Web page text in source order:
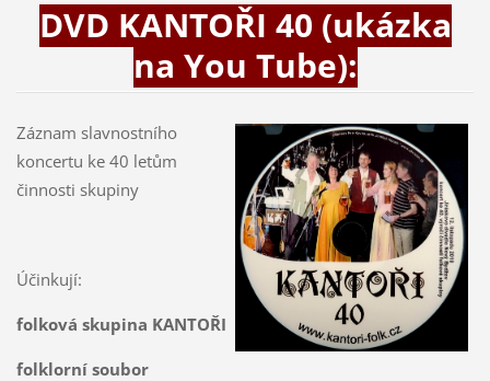
DVD KANTOŘI 40 (ukázka
na You Tube):
Záznam slavnostního
koncertu ke 40 letům
činnosti skupiny
Účinkují:
folková skupina KANTOŘI
folklorní soubor